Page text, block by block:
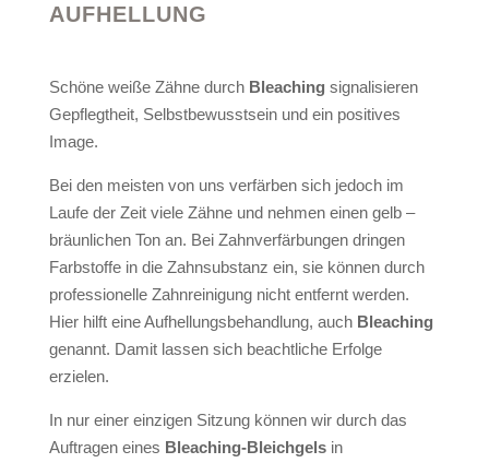
AUFHELLUNG
Schöne weiße Zähne durch Bleaching signalisieren
Gepflegtheit, Selbstbewusstsein und ein positives
Image.
Bei den meisten von uns verfärben sich jedoch im
Laufe der Zeit viele Zähne und nehmen einen gelb –
bräunlichen Ton an. Bei Zahnverfärbungen dringen
Farbstoffe in die Zahnsubstanz ein, sie können durch
professionelle Zahnreinigung nicht entfernt werden.
Hier hilft eine Aufhellungsbehandlung, auch Bleaching
genannt. Damit lassen sich beachtliche Erfolge
erzielen.
In nur einer einzigen Sitzung können wir durch das
Auftragen eines Bleaching-Bleichgelsin